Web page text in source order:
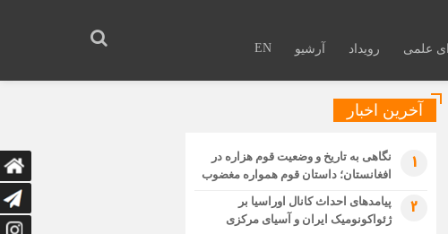
علمی رویداد آرشیو EN
آخرین اخبار
1
نگاهی به تاریخ و وضعیت قوم هزاره در
افغانستان؛ داستان قوم همواره مغضوب
2
پیامدهای احداث کانال اوراسیا بر
ژئواکونومیک ایران و آسیای مرکزی